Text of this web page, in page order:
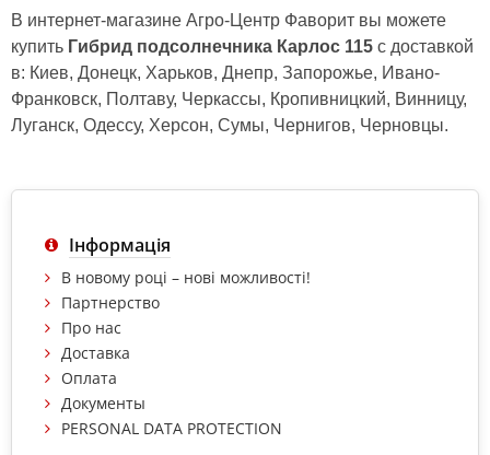
В интернет-магазине Агро-Центр Фаворит вы можете
купить Гибрид подсолнечника Карлос 115 с доставкой
в: Киев, Донецк, Харьков, Днепр, Запорожье, Ивано-
Франковск, Полтаву, Черкассы, Кропивницкий, Винницу,
Луганск, Одессу, Херсон, Сумы, Чернигов, Черновцы.
Інформація
В новому році – нові можливості!
Партнерство
Про нас
Доставка
Оплата
Документы
PERSONAL DATA PROTECTION